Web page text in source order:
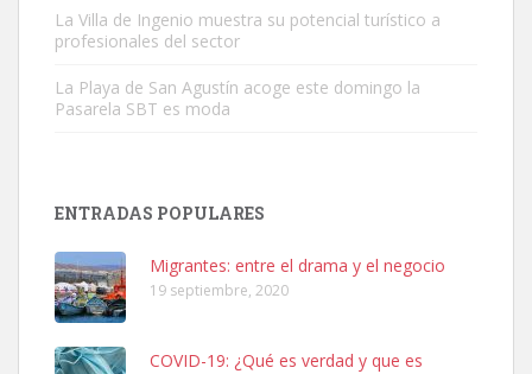
Leales.org » Gran Canaria
La Villa de Ingenio muestra su potencial turístico a
profesionales del sector
La Playa de San Agustín acoge este domingo la
Pasarela SBT es moda
ENTRADAS POPULARES
Migrantes: entre el drama y el negocio
19 septiembre, 2020
COVID-19: ¿Qué es verdad y que es